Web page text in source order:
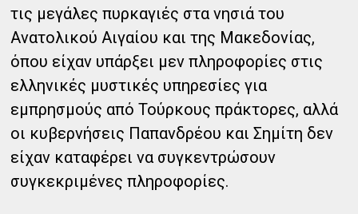
τις μεγάλες πυρκαγιές στα νησιά του
Ανατολικού Αιγαίου και της Μακεδονίας,
όπου είχαν υπάρξει μεν πληροφορίες στις
ελληνικές μυστικές υπηρεσίες για
εμπρησμούς από Τούρκους πράκτορες, αλλά
οι κυβερνήσεις Παπανδρέου και Σημίτη δεν
είχαν καταφέρει να συγκεντρώσουν
συγκεκριμένες πληροφορίες.